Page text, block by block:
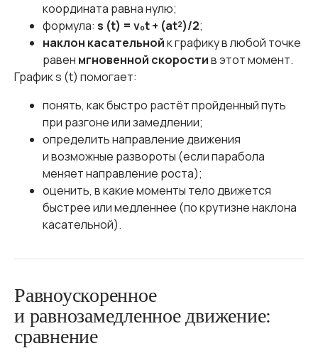
координата равна нулю;
формула: s (t) = v₀t + (at²)/2;
наклон касательнойк графику в любой точке
равен мгновенной скоростив этот момент.
График s (t) помогает:
понять, как быстро растёт пройденный путь
при разгоне или замедлении;
определить направление движения
и возможные развороты (если парабола
меняет направление роста);
оценить, в какие моменты тело движется
быстрее или медленнее (по крутизне наклона
касательной).
Равноускоренное
и равнозамедленное движение:
сравнение